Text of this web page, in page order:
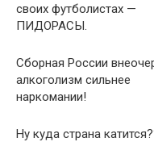
своих футболистах —
ПИДОРАСЫ.
Сборная России
алкоголизм сильнее
наркомании!
Ну куда страна